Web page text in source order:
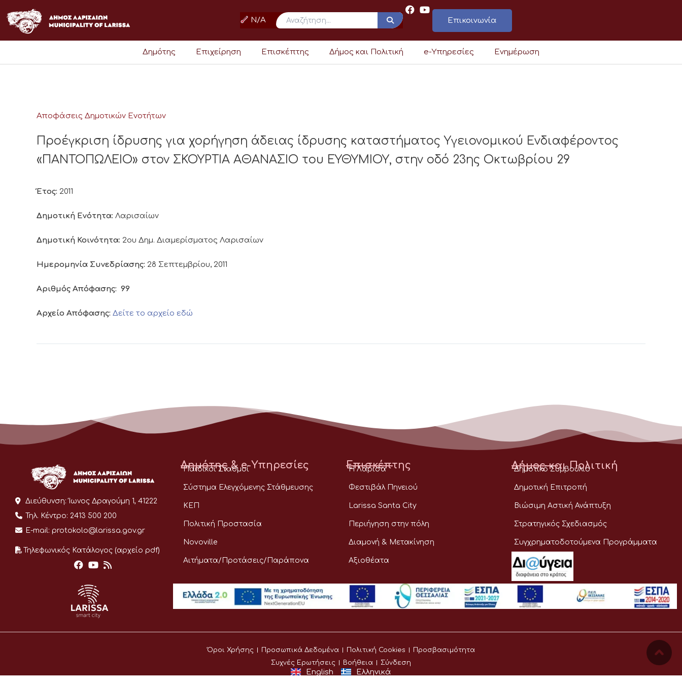
στο
περιεχόμενο
N/A Επικοινωνία
Δημότης Επιχείρηση Επισκέπτης Δήμος και Πολιτική e-Υπηρεσίες Ενημέρωση
Αποφάσεις Δημοτικών Ενοτήτων
Προέγκριση ίδρυσης για χορήγηση άδειας ίδρυσης καταστήματος Υγειονομικού Ενδιαφέροντος
«ΠΑΝΤΟΠΩΛΕΙΟ» στον ΣΚΟΥΡΤΙΑ ΑΘΑΝΑΣΙΟ του ΕΥΘΥΜΙΟΥ, στην οδό 23ης Οκτωβρίου 29
Έτος: 2011
Δημοτική Ενότητα: Λαρισαίων
Δημοτική Κοινότητα: 2ου Δημ. Διαμερίσματος Λαρισαίων
Ημερομηνία Συνεδρίασης: 28 Σεπτεμβρίου, 2011
Αριθμός Απόφασης: 99
Αρχείο Απόφασης: Δείτε το αρχείο εδώ
Διεύθυνση: Ίωνος Δραγούμη 1, 41222
Τηλ. Κέντρο: 2413 500 200
E-mail: protokolo@larissa.gov.gr
Τηλεφωνικός Κατάλογος (αρχείο pdf)
Δημότης & e-Υπηρεσίες
Παιδικοί Σταθμοί
Σύστημα Ελεγχόμενης Στάθμευσης
ΚΕΠ
Πολιτική Προστασία
Novoville
Αιτήματα/Προτάσεις/Παράπονα
Επισκέπτης
Η Λάρισα
Φεστιβάλ Πηνειού
Larissa Santa City
Περιήγηση στην πόλη
Διαμονή & Μετακίνηση
Αξιοθέατα
Δήμος και Πολιτική
Δημοτικό Συμβούλιο
Δημοτική Επιτροπή
Βιώσιμη Αστική Ανάπτυξη
Στρατηγικός Σχεδιασμός
Συγχρηματοδοτούμενα Προγράμματα
Όροι Χρήσης Προσωπικά Δεδομένα Πολιτική Cookies
Προσβασιμότητα
Συχνές Ερωτήσεις
Βοήθεια Σύνδεση
English Ελληνικά